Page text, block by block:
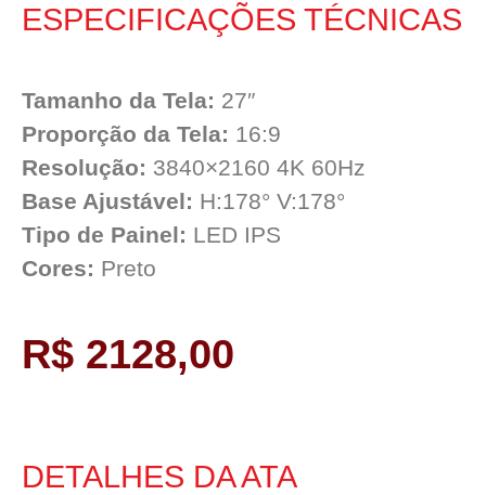
ESPECIFICAÇÕES TÉCNICAS
Tamanho da Tela: 27″
Proporção da Tela: 16:9
Resolução: 3840×2160 4K 60Hz
Base Ajustável: H:178° V:178°
Tipo de Painel: LED IPS
Cores: Preto
R$ 2128,00
DETALHES DA ATA